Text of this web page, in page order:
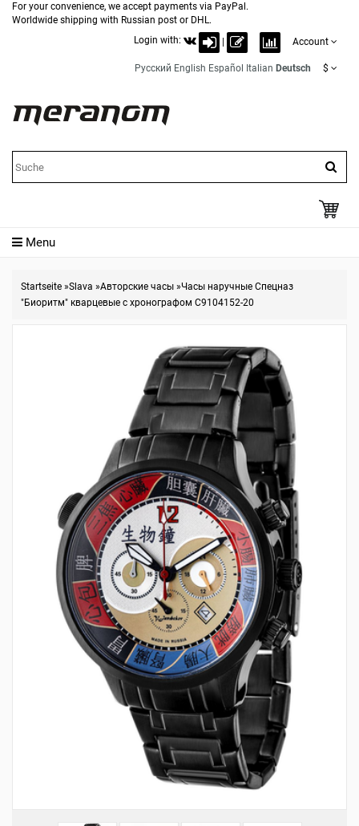
For your convenience, we accept payments via PayPal.
Worldwide shipping with Russian post or DHL.
Login with:
Account
Русский English Español Italian Deutsch $
Menu
Startseite »Slava »Авторские часы »Часы наручные Спецназ
"Биоритм" кварцевые с хронографом С9104152-20